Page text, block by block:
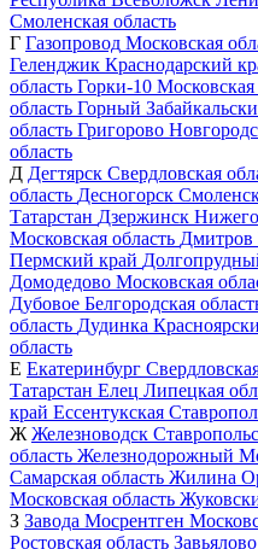
Смоленская область
Г Газопровод Московская
Геленджик Краснодарский
область Горки-10 Московская
область Горный
область Григорово
область
Д Дегтярск Свердловская
область Десногорск
Татарстан Дзержинск
Московская область Дмитров
Пермский край
Домодедово Московская
Дубовое Белгородская
область Дудинка
область
Е Екатеринбург
Татарстан Елец Липецкая
край Ессентукская
Ж Железноводск
область Железнодорожный
Самарская область Жилина
Московская область
З Завода Мосрентген
Ростовская область Завьялово